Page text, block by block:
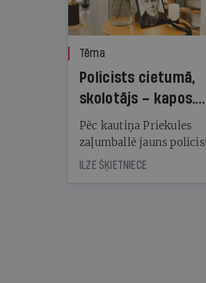
Tēma
Policists cietumā,
skolotājs – kapos.
Reibuma cena
Pēc kautiņa Priekules
zaļumballē jauns
nonācis cietumā, bet
cienījams pedagogs —
ILZE ŠĶIETNIECE